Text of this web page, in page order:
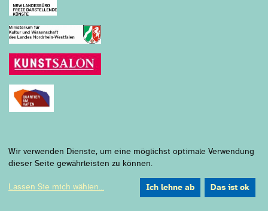
Ringlokschuppen Ruhr
45479 Mülheim an der Ruhr
Wir verwenden Dienste, um eine möglichst optimale Verwendung
dieser Seite gewährleisten zu können.
Lassen Sie mich wählen... Ich lehne ab Das ist ok